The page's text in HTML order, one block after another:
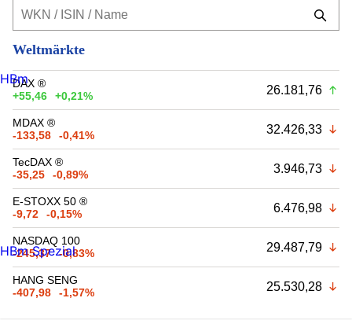
Weltmärkte
DAX ®
+55,46
+0,21% 26.181,76
MDAX ®
-133,58
-0,41% 32.426,33
TecDAX ®
-35,25
-0,89% 3.946,73
E-STOXX 50 ®
-9,72
-0,15% 6.476,98
NASDAQ 100
-245,37
-0,83% 29.487,79
HANG SENG
-407,98
-1,57% 25.530,28
HBm
HBm Spezial